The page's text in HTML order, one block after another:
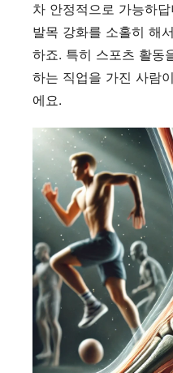
차 안정적으로 가능하
발목 강화를 소홀히 해
하죠. 특히 스포츠 활동
하는 직업을 가진 사람
에요.